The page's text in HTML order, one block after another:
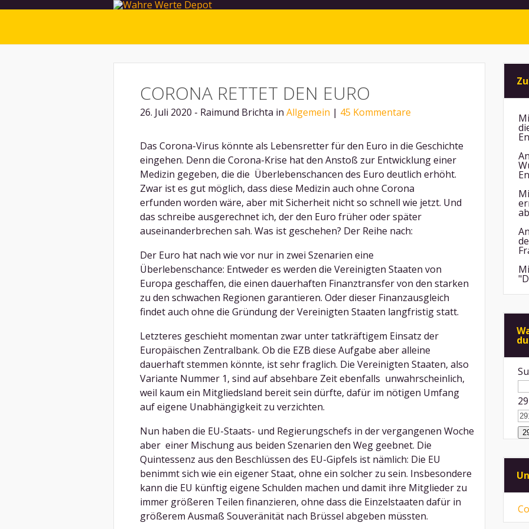
CORONA RETTET DEN EURO
26. Juli 2020 - Raimund Brichta in Allgemein | 45 Kommentare
Das Corona-Virus könnte als Lebensretter für den Euro in die Geschichte
eingehen. Denn die Corona-Krise hat den Anstoß zur Entwicklung einer
Medizin gegeben, die die Überlebenschancen des Euro deutlich erhöht.
Zwar ist es gut möglich, dass diese Medizin auch ohne Corona
erfunden worden wäre, aber mit Sicherheit nicht so schnell wie jetzt. Und
das schreibe ausgerechnet ich, der den Euro früher oder später
auseinanderbrechen sah. Was ist geschehen? Der Reihe nach:
Der Euro hat nach wie vor nur in zwei Szenarien eine
Überlebenschance: Entweder es werden die Vereinigten Staaten von
Europa geschaffen, die einen dauerhaften Finanztransfer von den starken
zu den schwachen Regionen garantieren. Oder dieser Finanzausgleich
findet auch ohne die Gründung der Vereinigten Staaten langfristig statt.
Letzteres geschieht momentan zwar unter tatkräftigem Einsatz der
Europäischen Zentralbank. Ob die EZB diese Aufgabe aber alleine
dauerhaft stemmen könnte, ist sehr fraglich. Die Vereinigten Staaten, also
Variante Nummer 1, sind auf absehbare Zeit ebenfalls unwahrscheinlich,
weil kaum ein Mitgliedsland bereit sein dürfte, dafür im nötigen Umfang
auf eigene Unabhängigkeit zu verzichten.
Nun haben die EU-Staats- und Regierungschefs in der vergangenen Woche
aber einer Mischung aus beiden Szenarien den Weg geebnet. Die
Quintessenz aus den Beschlüssen des EU-Gipfels ist nämlich: Die EU
benimmt sich wie ein eigener Staat, ohne ein solcher zu sein. Insbesondere
kann die EU künftig eigene Schulden machen und damit ihre Mitglieder zu
immer größeren Teilen finanzieren, ohne dass die Einzelstaaten dafür in
größerem Ausmaß Souveränität nach Brüssel abgeben müssten.